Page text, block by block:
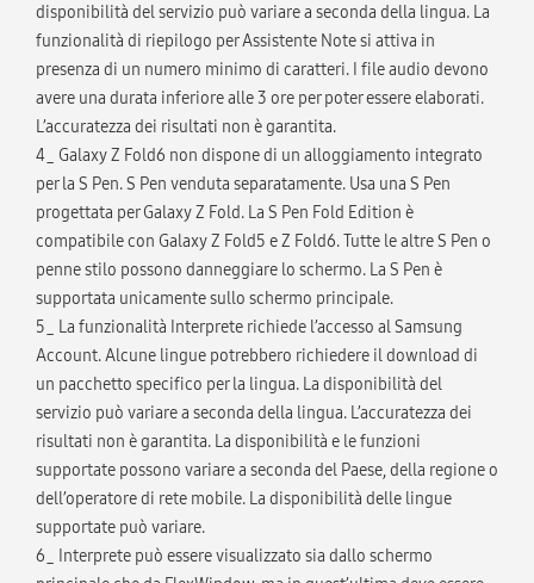
disponibilità del servizio può variare a seconda della lingua. La
funzionalità di riepilogo per Assistente Note si attiva in
presenza di un numero minimo di caratteri. I file audio devono
avere una durata inferiore alle 3 ore per poter essere elaborati.
L’accuratezza dei risultati non è garantita.
4_ Galaxy Z Fold6 non dispone di un alloggiamento integrato
per la S Pen. S Pen venduta separatamente. Usa una S Pen
progettata per Galaxy Z Fold. La S Pen Fold Edition è
compatibile con Galaxy Z Fold5 e Z Fold6. Tutte le altre S Pen o
penne stilo possono danneggiare lo schermo. La S Pen è
supportata unicamente sullo schermo principale.
5_ La funzionalità Interprete richiede l’accesso al Samsung
Account. Alcune lingue potrebbero richiedere il download di
un pacchetto specifico per la lingua. La disponibilità del
servizio può variare a seconda della lingua. L’accuratezza dei
risultati non è garantita. La disponibilità e le funzioni
supportate possono variare a seconda del Paese, della regione o
dell’operatore di rete mobile. La disponibilità delle lingue
supportate può variare.
6_ Interprete può essere visualizzato sia dallo schermo